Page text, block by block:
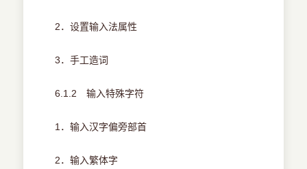
2．设置输入法属性
3．手工造词
6.1.2 输入特殊字符
1．输入汉字偏旁部首
2．输入繁体字